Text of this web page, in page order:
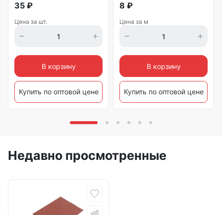
35 ₽
Цена за шт.
В корзину
Купить по оптовой цене
8 ₽
Цена за м
В корзину
Купить по оптовой цене
Недавно просмотренные